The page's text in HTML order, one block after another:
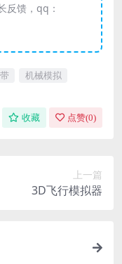
反馈，qq：
机械模拟
收藏 点赞(0)
上一篇
3D飞行模拟器